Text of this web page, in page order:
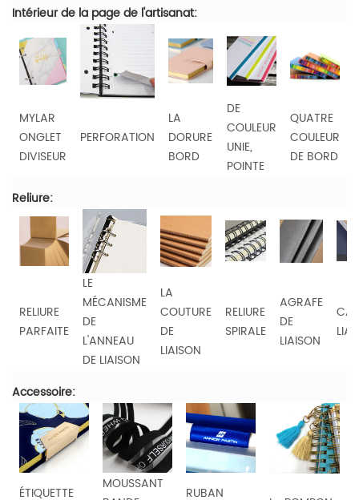
Intérieur de la page de l'artisanat:
MYLAR
ONGLET
DIVISEUR
PERFORATION
LA
DORURE
BORD
DE
COULEUR
UNIE,
POINTE
QUATRE
COULEUR
DE BORD
Reliure:
RELIURE
PARFAITE
LE
MÉCANISME
DE
L'ANNEAU
DE LIAISON
LA
COUTURE
DE
LIAISON
RELIURE
SPIRALE
AGRAFE
DE
LIAISON
Accessoire:
ÉTIQUETTE
MOUSSANT
RUBAN